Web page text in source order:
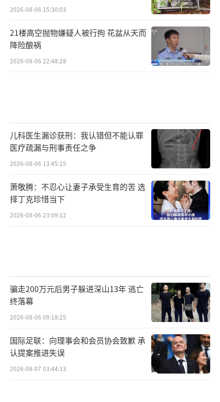
2026-08-06 15:30:03
21楼高空抛物嫌疑人被行拘 花盆从天而
降险酿祸
2026-08-06 22:48:28
儿科医生漏诊获刑：我认错但不能认罪
医疗疏漏与刑事责任之争
2026-08-06 13:45:15
萧敬腾：不忍心让妻子承受生育的苦 选
择丁克珍惜当下
2026-08-06 23:09:12
骗走200万元后男子躲进深山13年 逃亡
终落幕
2026-08-06 09:18:25
国际足联：向理事会和会员协会致歉 承
认提案推进失误
2026-08-07 03:44:13